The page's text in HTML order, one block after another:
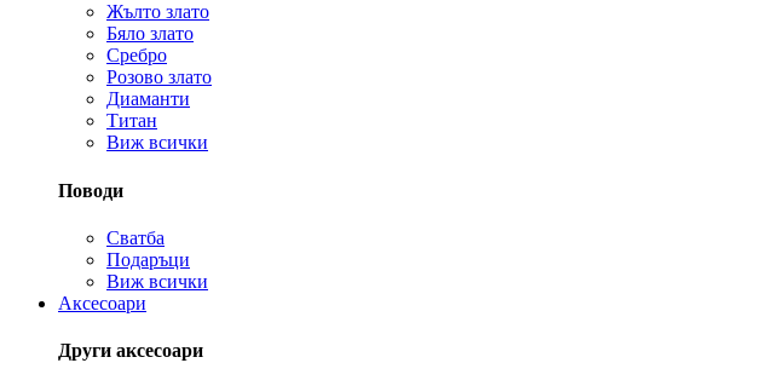
Жълто злато
Бяло злато
Сребро
Розово злато
Диаманти
Титан
Виж всички
Поводи
Сватба
Подаръци
Виж всички
Аксесоари
Други аксесоари